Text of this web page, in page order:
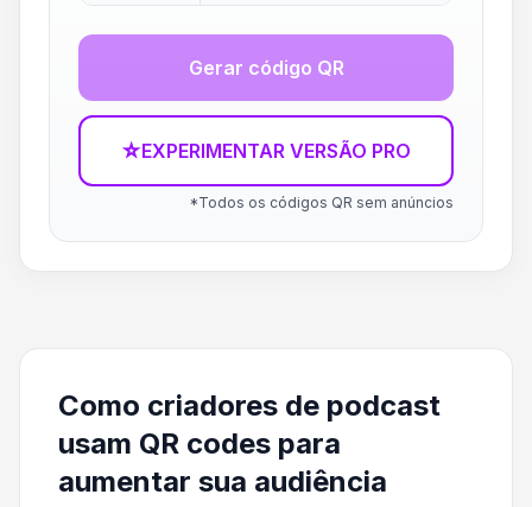
Gerar código QR
☆EXPERIMENTAR VERSÃO PRO
*Todos os códigos QR sem anúncios
Como criadores de podcast
usam QR codes para
aumentar sua audiência